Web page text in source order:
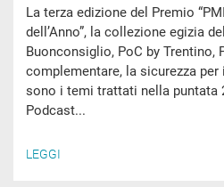
La terza edizione del Premio
dell’Anno”, la collezione egizia
Buonconsiglio, PoC by Trentino,
complementare, la sicurezza
sono i temi trattati nella puntata
Podcast...
LEGGI